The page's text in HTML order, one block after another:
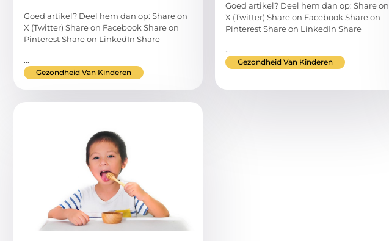
Goed artikel? Deel hem dan op: Share on
X (Twitter) Share on Facebook Share on
Pinterest Share on LinkedIn Share
...
Gezondheid Van Kinderen
Goed artikel? Deel hem dan op: Share on
X (Twitter) Share on Facebook Share on
Pinterest Share on LinkedIn Share
...
Gezondheid Van Kinderen